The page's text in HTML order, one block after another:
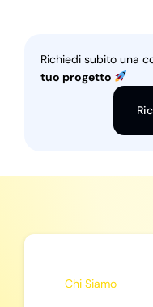
Richiedi subito una
tuo progetto
Chi Siamo